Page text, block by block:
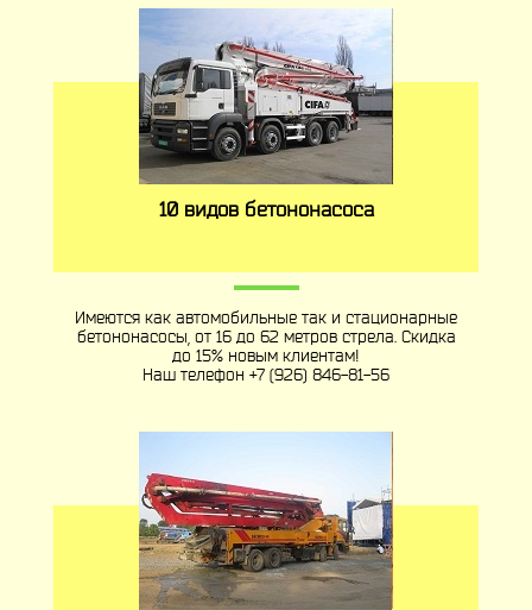
10 видов бетононасоса
Имеются как автомобильные так и стационарные
бетононасосы, от 16 до 62 метров стрела. Скидка
до 15% новым клиентам!
Наш телефон +7 (926) 846-81-56